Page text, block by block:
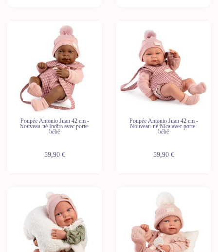
Poupée Antonio Juan 42 cm -
Nouveau-né Indira avec porte-
bébé
59,90 €
Poupée Antonio Juan 42 cm -
Nouveau-né Nica avec porte-
bébé
59,90 €